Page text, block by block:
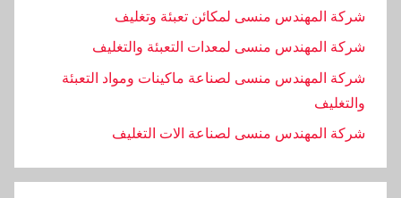
شركة المهندس منسى لمكائن تعبئة وتغليف
شركة المهندس منسى لمعدات التعبئة والتغليف
شركة المهندس منسى لصناعة ماكينات ومواد التعبئة
والتغليف
‏شركة المهندس منسى لصناعة الات التغليف